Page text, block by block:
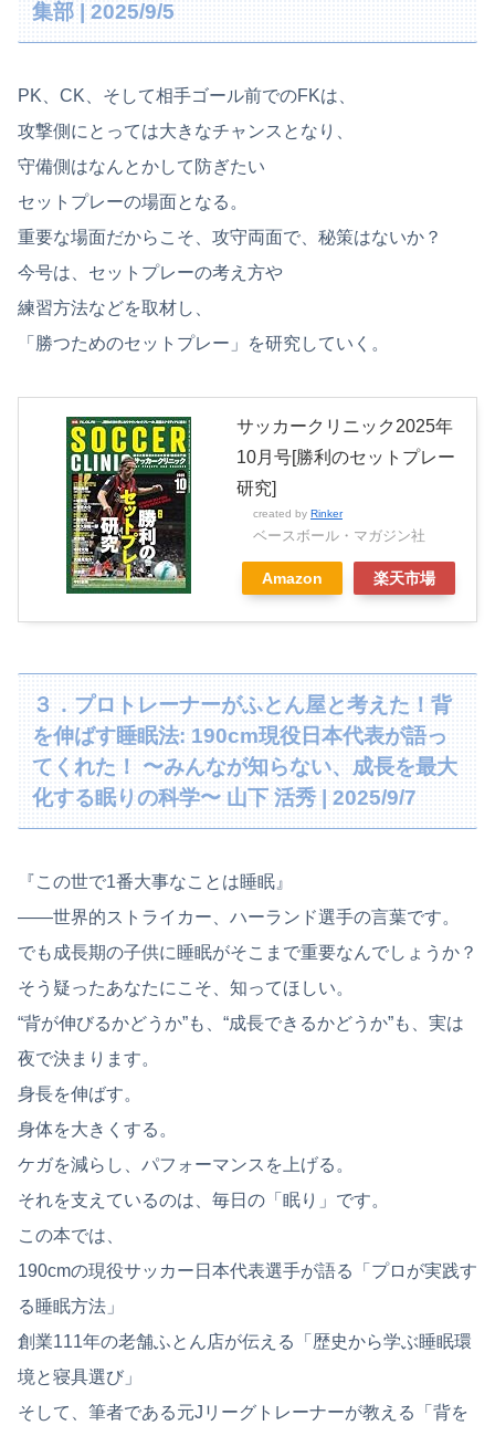
集部 | 2025/9/5
PK、CK、そして相手ゴール前でのFKは、
攻撃側にとっては大きなチャンスとなり、
守備側はなんとかして防ぎたい
セットプレーの場面となる。
重要な場面だからこそ、攻守両面で、秘策はないか？
今号は、セットプレーの考え方や
練習方法などを取材し、
「勝つためのセットプレー」を研究していく。
サッカークリニック2025年
10月号[勝利のセットプレー
研究]
created by Rinker
ベースボール・マガジン社
Amazon 楽天市場
３．プロトレーナーがふとん屋と考えた！背
を伸ばす睡眠法: 190cm現役日本代表が語っ
てくれた！ 〜みんなが知らない、成長を最大
化する眠りの科学〜 山下 活秀 | 2025/9/7
『この世で1番大事なことは睡眠』
――世界的ストライカー、ハーランド選手の言葉です。
でも成長期の子供に睡眠がそこまで重要なんでしょうか？
そう疑ったあなたにこそ、知ってほしい。
“背が伸びるかどうか”も、“成長できるかどうか”も、実は
夜で決まります。
身長を伸ばす。
身体を大きくする。
ケガを減らし、パフォーマンスを上げる。
それを支えているのは、毎日の「眠り」です。
この本では、
190cmの現役サッカー日本代表選手が語る「プロが実践す
る睡眠方法」
創業111年の老舗ふとん店が伝える「歴史から学ぶ睡眠環
境と寝具選び」
そして、筆者である元Jリーグトレーナーが教える「背を